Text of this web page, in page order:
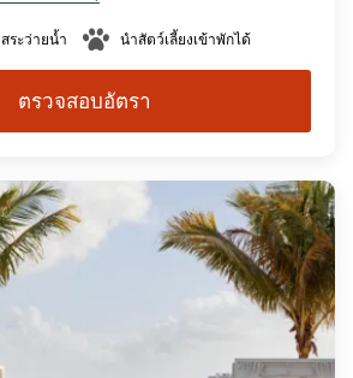
สระว่ายน้ำ นำสัตว์เลี้ยงเข้าพักได้
ตรวจสอบอัตรา